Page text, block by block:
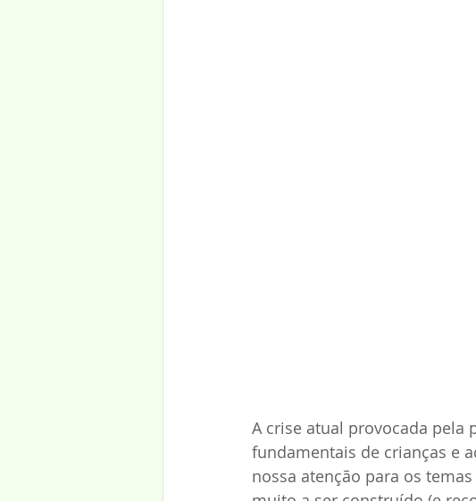
A crise atual provocada
fundamentais de crianças e
nossa atenção para os